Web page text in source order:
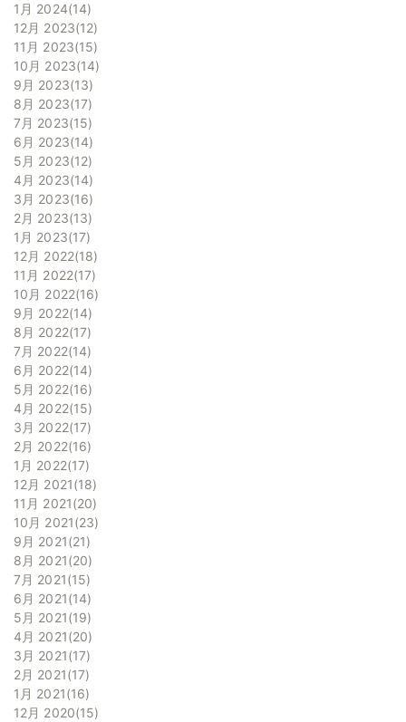
1月 2024 14
12月 2023 12
11月 2023 15
10月 2023 14
9月 2023 13
8月 2023 17
7月 2023 15
6月 2023 14
5月 2023 12
4月 2023 14
3月 2023 16
2月 2023 13
1月 2023 17
12月 2022 18
11月 2022 17
10月 2022 16
9月 2022 14
8月 2022 17
7月 2022 14
6月 2022 14
5月 2022 16
4月 2022 15
3月 2022 17
2月 2022 16
1月 2022 17
12月 2021 18
11月 2021 20
10月 2021 23
9月 2021 21
8月 2021 20
7月 2021 15
6月 2021 14
5月 2021 19
4月 2021 20
3月 2021 17
2月 2021 17
1月 2021 16
12月 2020 15